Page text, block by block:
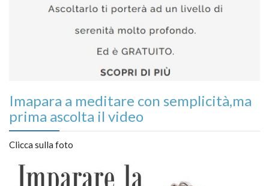
Imapara a meditare con semplicità,ma
prima ascolta il video
Clicca sulla foto